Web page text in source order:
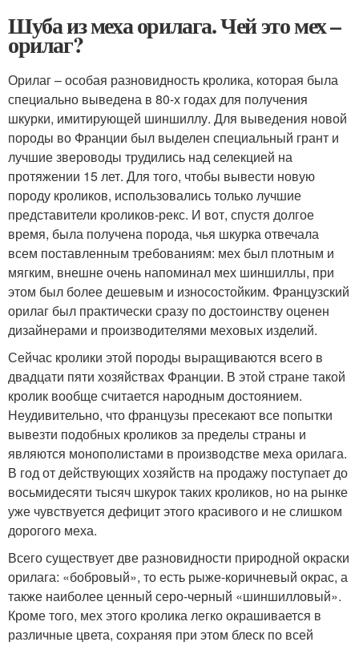
Шуба из меха орилага. Чей это мех –
орилаг?
Орилаг – особая разновидность кролика, которая была
специально выведена в 80-х годах для получения
шкурки, имитирующей шиншиллу. Для выведения новой
породы во Франции был выделен специальный грант и
лучшие звероводы трудились над селекцией на
протяжении 15 лет. Для того, чтобы вывести новую
породу кроликов, использовались только лучшие
представители кроликов-рекс. И вот, спустя долгое
время, была получена порода, чья шкурка отвечала
всем поставленным требованиям: мех был плотным и
мягким, внешне очень напоминал мех шиншиллы, при
этом был более дешевым и износостойким. Французский
орилаг был практически сразу по достоинству оценен
дизайнерами и производителями меховых изделий.
Сейчас кролики этой породы выращиваются всего в
двадцати пяти хозяйствах Франции. В этой стране такой
кролик вообще считается народным достоянием.
Неудивительно, что французы пресекают все попытки
вывезти подобных кроликов за пределы страны и
являются монополистами в производстве меха орилага.
В год от действующих хозяйств на продажу поступает до
восьмидесяти тысяч шкурок таких кроликов, но на рынке
уже чувствуется дефицит этого красивого и не слишком
дорогого меха.
Всего существует две разновидности природной окраски
орилага: «бобровый», то есть рыже-коричневый окрас, а
также наиболее ценный серо-черный «шиншилловый».
Кроме того, мех этого кролика легко окрашивается в
различные цвета, сохраняя при этом блеск по всей